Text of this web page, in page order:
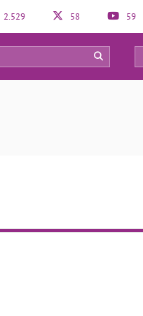
2.529 58 59
0